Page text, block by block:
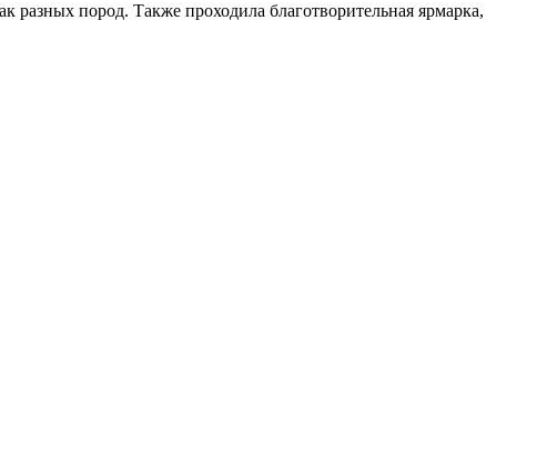
пород. Также проходила благотворительная ярмарка,